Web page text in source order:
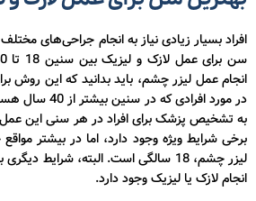
افراد بسیار زیادی نیاز به انجام جراحی‌های
انجام عمل لیزر چشم، باید بدانید که این روش
در مورد افرادی
به تشخیص پزشک برای افراد در هر سنی این عمل
برخی شرایط ویژه وجود دارد، اما در بیشتر
لیزر چشم، 18 سالگی است. البته،
انجام لازک یا لیزیک وجود دارد.